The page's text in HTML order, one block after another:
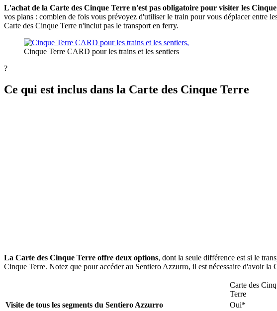
L'achat de la Carte des Cinque Terre n'est pas obligatoire pour visiter les
vos plans : combien de fois vous prévoyez d'utiliser le train pour vous déplacer entre
Carte des Cinque Terre n'inclut pas le transport en ferry.
Cinque Terre CARD pour les trains et les sentiers
?
Ce qui est inclus dans la Carte des Cinque Terre
La Carte des Cinque Terre offre deux options, dont la seule différence est si le
Cinque Terre. Notez que pour accéder au Sentiero Azzurro, il est nécessaire d'avoir
Carte des
Terre
Visite de tous les segments du Sentiero Azzurro
Oui*